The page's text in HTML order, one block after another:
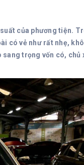
của phương tiện.
có vẻ như rất nhẹ,
trọng vốn có, chủ